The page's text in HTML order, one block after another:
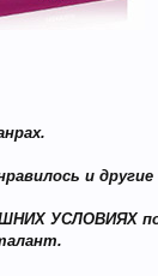
и другие
УСЛОВИЯХ